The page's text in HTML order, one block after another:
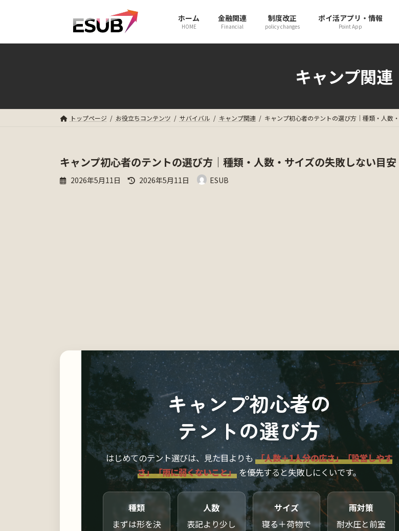
キ
に
ホーム
HOME
金融関連
Financial
制度改正
policy changes
ポイ活アプリ・情報
Point App
キャンプ関連
トップページ お役立ちコンテンツ サバイバル キャンプ関連 キャンプ初心者のテントの選び方｜種類・人数
キャンプ初心者のテントの選び方｜種類・人数・サイズの失敗しない目安
2026年5月11日
最
2026年5月11日 ESUB
キャンプ初心者の
テントの選び方
はじめてのテント選びは、見た目よりも 「人数＋1人分の広さ」「設営しやす
さ」「雨に弱くないこと」を優先すると失敗しにくいです。
種類
まずは形を決
人数
表記より少し
サイズ
寝る＋荷物で
雨対策
耐水圧と前室